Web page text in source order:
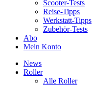
Scooter-Tests
Reise-Tipps
Werkstatt-Tipps
Zubehör-Tests
Abo
Mein Konto
News
Roller
Alle Roller